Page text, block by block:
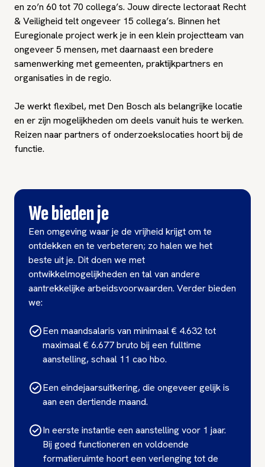
en zo’n 60 tot 70 collega’s. Jouw directe lectoraat Recht
& Veiligheid telt ongeveer 15 collega’s. Binnen het
Euregionale project werk je in een klein projectteam van
ongeveer 5 mensen, met daarnaast een bredere
samenwerking met gemeenten, praktijkpartners en
organisaties in de regio.
Je werkt flexibel, met Den Bosch als belangrijke locatie
en er zijn mogelijkheden om deels vanuit huis te werken.
Reizen naar partners of onderzoekslocaties hoort bij de
functie.
We bieden je
Een omgeving waar je de vrijheid krijgt om te
ontdekken en te verbeteren; zo halen we het
beste uit je. Dit doen we met
ontwikkelmogelijkheden en tal van andere
aantrekkelijke arbeidsvoorwaarden. Verder bieden
we:
Een maandsalaris van minimaal € 4.632 tot
maximaal € 6.677 bruto bij een fulltime
aanstelling, schaal 11 cao hbo.
Een eindejaarsuitkering, die ongeveer gelijk is
aan een dertiende maand.
In eerste instantie een aanstelling voor 1 jaar.
Bij goed functioneren en voldoende
formatieruimte hoort een verlenging tot de